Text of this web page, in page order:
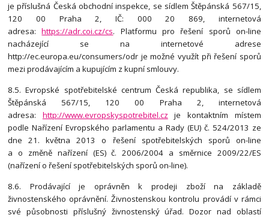
je příslušná Česká obchodní inspekce, se sídlem Štěpánská 567/15,
120 00 Praha 2, IČ: 000 20 869, internetová
adresa:https://adr.coi.cz/cs. Platformu pro řešení sporů on-line
nacházející se na internetové adrese
http://ec.europa.eu/consumers/odr je možné využít při řešení sporů
mezi prodávajícím a kupujícím z kupní smlouvy.
8.5. Evropské spotřebitelské centrum Česká republika, se sídlem
Štěpánská 567/15, 120 00 Praha 2, internetová
adresa: http://www.evropskyspotrebitel.cz je kontaktním místem
podle Nařízení Evropského parlamentu a Rady (EU) č. 524/2013 ze
dne 21. května 2013 o řešení spotřebitelských sporů on-line
a o změně nařízení (ES) č. 2006/2004 a směrnice 2009/22/ES
(nařízení o řešení spotřebitelských sporů on-line).
8.6. Prodávající je oprávněn k prodeji zboží na základě
živnostenského oprávnění. Živnostenskou kontrolu provádí v rámci
své působnosti příslušný živnostenský úřad. Dozor nad oblastí